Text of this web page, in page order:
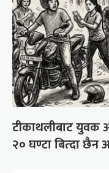
टीकाथलीबाट युवक
२० घण्टा बित्दा छैन